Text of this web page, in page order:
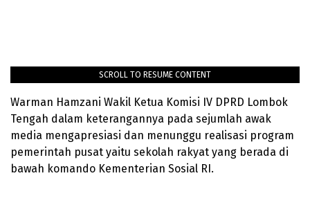
SCROLL TO RESUME CONTENT
Warman Hamzani Wakil Ketua Komisi IV DPRD Lombok
Tengah dalam keterangannya pada sejumlah awak
media mengapresiasi dan menunggu realisasi program
pemerintah pusat yaitu sekolah rakyat yang berada di
bawah komando Kementerian Sosial RI.